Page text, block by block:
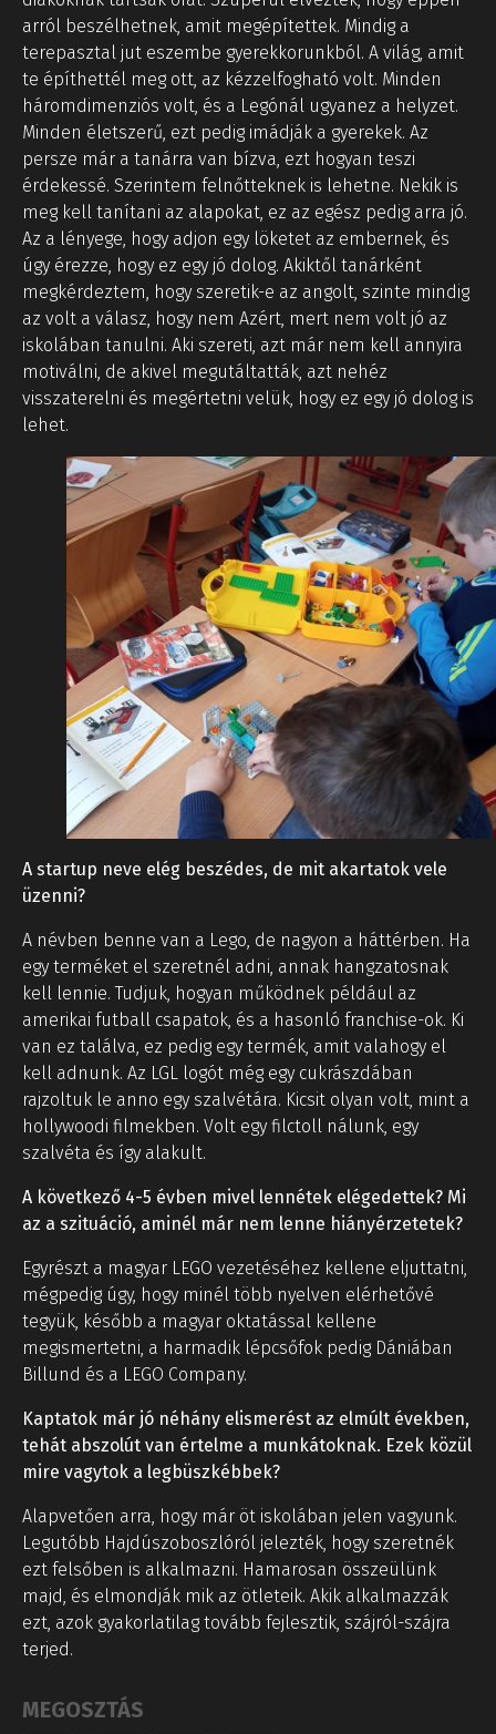
arról beszélhetnek, amit megépítettek. Mindig a
terepasztal jut eszembe gyerekkorunkból. A világ, amit
te építhettél meg ott, az kézzelfogható volt. Minden
háromdimenziós volt, és a Legónál ugyanez a helyzet.
Minden életszerű, ezt pedig imádják a gyerekek. Az
persze már a tanárra van bízva, ezt hogyan teszi
érdekessé. Szerintem felnőtteknek is lehetne. Nekik is
meg kell tanítani az alapokat, ez az egész pedig arra jó.
Az a lényege, hogy adjon egy löketet az embernek, és
úgy érezze, hogy ez egy jó dolog. Akiktől tanárként
megkérdeztem, hogy szeretik-e az angolt, szinte mindig
az volt a válasz, hogy nem Azért, mert nem volt jó az
iskolában tanulni. Aki szereti, azt már nem kell annyira
motiválni, de akivel megutáltatták, azt nehéz
visszaterelni és megértetni velük, hogy ez egy jó dolog is
lehet.
A startup neve elég beszédes, de mit akartatok vele
üzenni?
A névben benne van a Lego, de nagyon a háttérben. Ha
egy terméket el szeretnél adni, annak hangzatosnak
kell lennie. Tudjuk, hogyan működnek például az
amerikai futball csapatok, és a hasonló franchise-ok. Ki
van ez találva, ez pedig egy termék, amit valahogy el
kell adnunk. Az LGL logót még egy cukrászdában
rajzoltuk le anno egy szalvétára. Kicsit olyan volt, mint a
hollywoodi filmekben. Volt egy filctoll nálunk, egy
szalvéta és így alakult.
A következő 4-5 évben mivel lennétek elégedettek? Mi
az a szituáció, aminél már nem lenne hiányérzetetek?
Egyrészt a magyar LEGO vezetéséhez kellene eljuttatni,
mégpedig úgy, hogy minél több nyelven elérhetővé
tegyük, később a magyar oktatással kellene
megismertetni, a harmadik lépcsőfok pedig Dániában
Billund és a LEGO Company.
Kaptatok már jó néhány elismerést az elmúlt években,
tehát abszolút van értelme a munkátoknak. Ezek közül
mire vagytok a legbüszkébbek?
Alapvetően arra, hogy már öt iskolában jelen vagyunk.
Legutóbb Hajdúszoboszlóról jelezték, hogy szeretnék
ezt felsőben is alkalmazni. Hamarosan összeülünk
majd, és elmondják mik az ötleteik. Akik alkalmazzák
ezt, azok gyakorlatilag tovább fejlesztik, szájról-szájra
terjed.
MEGOSZTÁS